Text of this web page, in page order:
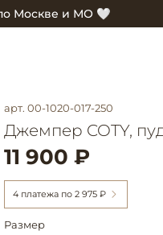
Москве и МО 🤍
арт. 00-1020-017-250
Джемпер COTY,
11 900 ₽
4 платежа по 2 975 ₽
Размер